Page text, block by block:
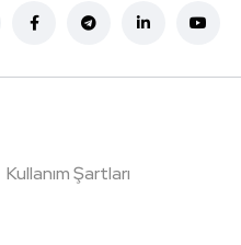
Kullanım Şartları